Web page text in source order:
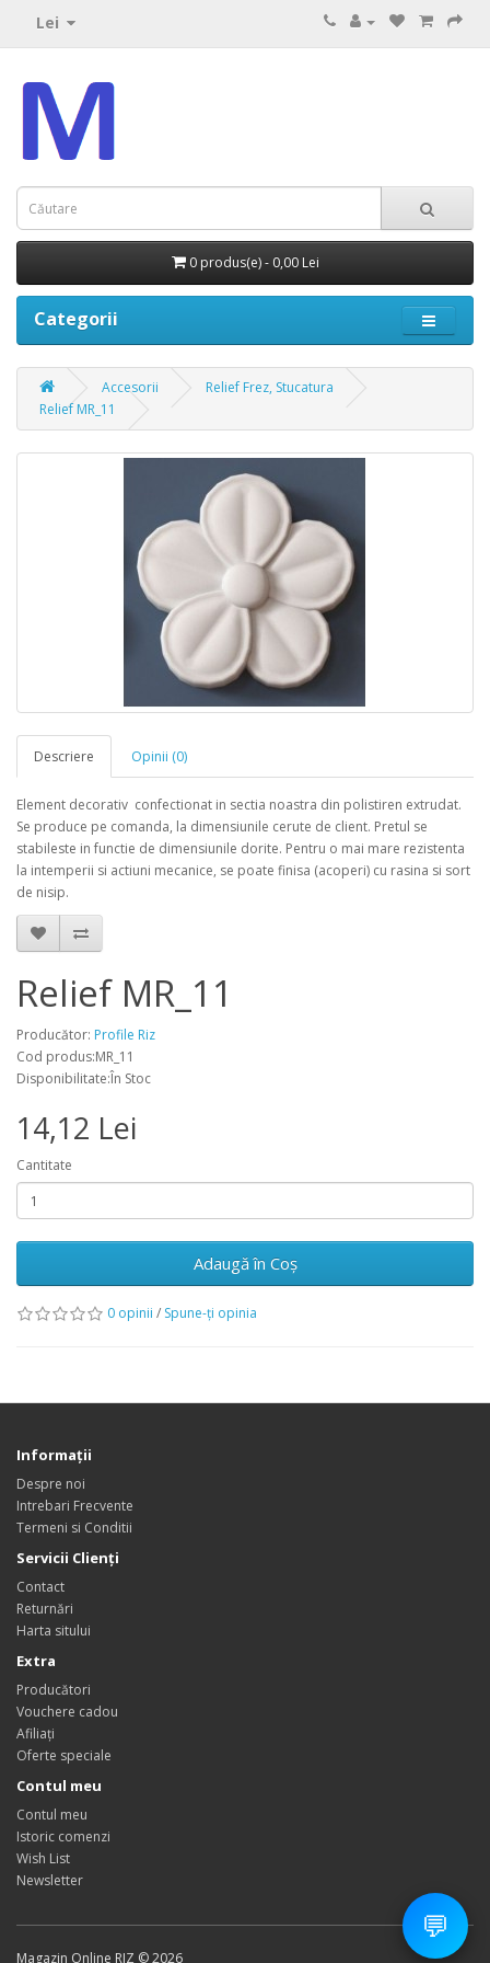
Lei
0 produs(e) - 0,00 Lei
Categorii
Accesorii
Relief Frez, Stucatura
Relief MR_11
Descriere Opinii (0)
Element decorativ confectionat in sectia noastra din polistiren extrudat.
Se produce pe comanda, la dimensiunile cerute de client. Pretul se
stabileste in functie de dimensiunile dorite. Pentru o mai mare rezistenta
la intemperii si actiuni mecanice, se poate finisa (acoperi) cu rasina si sort
de nisip.
Relief MR_11
Producător: Profile Riz
Cod produs:MR_11
Disponibilitate:În Stoc
14,12 Lei
Cantitate
Adaugă în Coş
0 opinii / Spune-ţi opinia
Informaţii
Despre noi
Intrebari Frecvente
Termeni si Conditii
Servicii Clienţi
Contact
Returnări
Harta sitului
Extra
Producători
Vouchere cadou
Afiliaţi
Oferte speciale
Contul meu
Contul meu
Istoric comenzi
Wish List
Newsletter
Magazin Online RIZ © 2026
💬